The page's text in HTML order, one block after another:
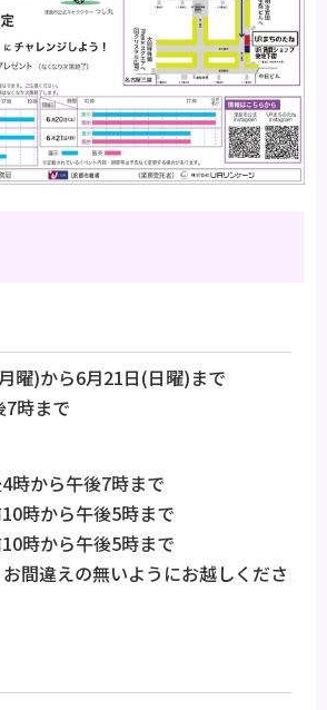
曜)から6月21日(日曜)まで
7時まで
時から午後7時まで
時から午後5時まで
時から午後5時まで
間違えの無いようにお越しくださ